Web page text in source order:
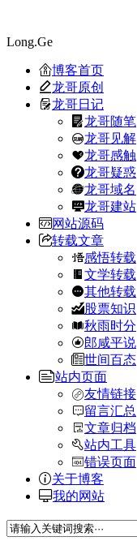
Long.Ge
博客首页
龙哥原创
龙哥日记
龙哥随笔
龙哥见解
龙哥感触
龙哥疑惑
龙哥域名
龙哥建站
网站源码
转载文章
感悟转载
文学转载
其他转载
股票知识
秋雨时分
郎咸平说
世间百态
站内页面
友情链接
留言汇总
文章归档
站内工具
错误页面
关于博客
我的网站